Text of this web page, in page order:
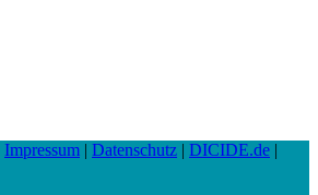
Impressum | Datenschutz | DICIDE.de |